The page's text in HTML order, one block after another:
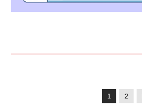
1 2